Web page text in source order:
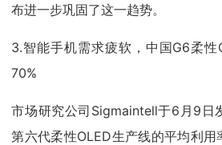
布进一步巩固了这一趋势。
3.智能手机需求疲软，中国G6柔性
70%
市场研究公司Sigmaintell于6月9日
第六代柔性OLED生产线的平均利